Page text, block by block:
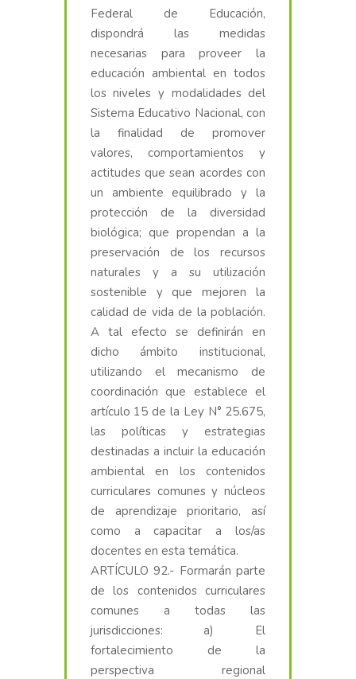
Federal de Educación,
dispondrá las medidas
necesarias para proveer la
educación ambiental en todos
los niveles y modalidades del
Sistema Educativo Nacional, con
la finalidad de promover
valores, comportamientos y
actitudes que sean acordes con
un ambiente equilibrado y la
protección de la diversidad
biológica; que propendan a la
preservación de los recursos
naturales y a su utilización
sostenible y que mejoren la
calidad de vida de la población.
A tal efecto se definirán en
dicho ámbito institucional,
utilizando el mecanismo de
coordinación que establece el
artículo 15 de la Ley N° 25.675,
las políticas y estrategias
destinadas a incluir la educación
ambiental en los contenidos
curriculares comunes y núcleos
de aprendizaje prioritario, así
como a capacitar a los/as
docentes en esta temática.
ARTÍCULO 92.- Formarán parte
de los contenidos curriculares
comunes a todas las
jurisdicciones: a) El
fortalecimiento de la
perspectiva regional